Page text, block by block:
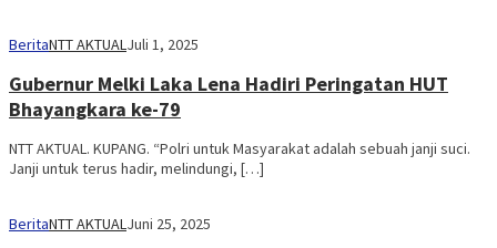
BeritaNTT AKTUALJuli 1, 2025
Gubernur Melki Laka Lena Hadiri Peringatan HUT
Bhayangkara ke-79
NTT AKTUAL. KUPANG. “Polri untuk Masyarakat adalah sebuah janji suci.
Janji untuk terus hadir, melindungi, […]
BeritaNTT AKTUALJuni 25, 2025